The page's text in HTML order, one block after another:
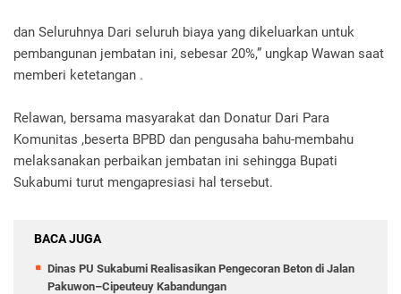
dan Seluruhnya Dari seluruh biaya yang dikeluarkan untuk
pembangunan jembatan ini, sebesar 20%,” ungkap Wawan saat
memberi ketetangan .
Relawan, bersama masyarakat dan Donatur Dari Para
Komunitas ,beserta BPBD dan pengusaha bahu-membahu
melaksanakan perbaikan jembatan ini sehingga Bupati
Sukabumi turut mengapresiasi hal tersebut.
BACA JUGA
Dinas PU Sukabumi Realisasikan Pengecoran Beton di Jalan
Pakuwon–Cipeuteuy Kabandungan